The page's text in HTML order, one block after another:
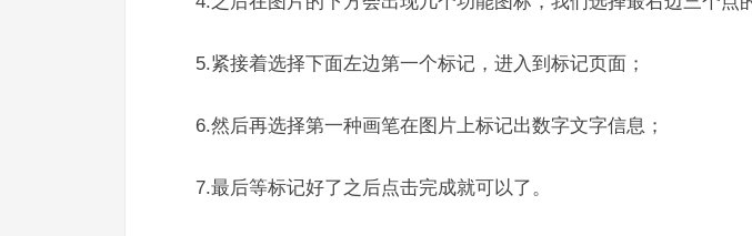
5.紧接着选择下面左边第一个标记，进入到标记页面；
6.然后再选择第一种画笔在图片上标记出数字文字信息；
7.最后等标记好了之后点击完成就可以了。